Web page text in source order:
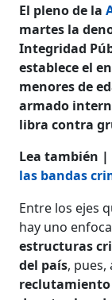
El pleno de la
martes la
Integridad
establece el
menores de
armado
libra contra
Lea también |
las bandas
Entre los ejes
hay uno
estructuras
del país,
reclutamiento